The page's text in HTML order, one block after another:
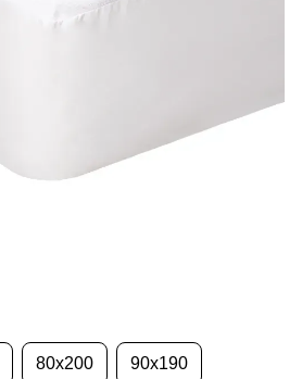
80х200 90х190